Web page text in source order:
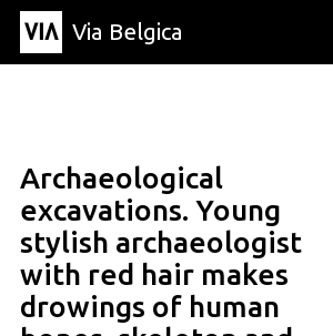
Via Belgica
Artikel
Bildung
Rezept
Freunde
Über Via Belgica
Über Via Belgica
Forschung
Ausbildung
Freunde
Der Reiseführer
Organisation
Kontakt
Presse
Gemeinden
Archaeological
excavations. Young
stylish archaeologist
with red hair makes
drowings of human